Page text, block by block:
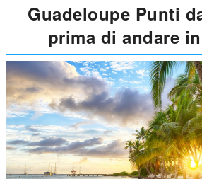
Guadeloupe Punti
prima di andare